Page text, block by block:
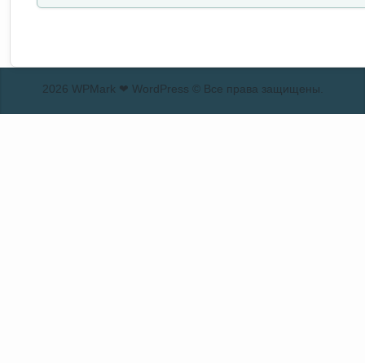
2026 WPMark ❤ WordPress © Все права защищены.